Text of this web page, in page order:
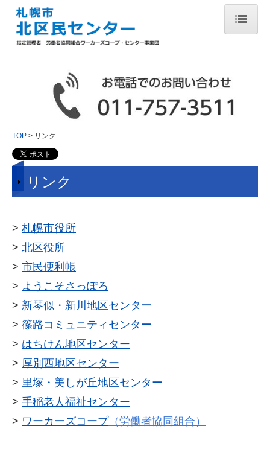
施設案内
イベント案内
図書室案内
貸室案内
サークル紹介
リンク
北区民センターブログ
2025年
2024年
TOP リンク
リンク
> 札幌市役所
> 北区役所
> 市民便利帳
> ようこそさっぽろ
> 新琴似・新川地区センター
> 篠路コミュニティセンター
> はちけん地区センター
> 厚別西地区センター
> 里塚・美しが丘地区センター
> 手稲老人福祉センター
> ワーカーズコープ（労働者協同組合）